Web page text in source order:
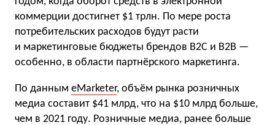
коммерции достигнет $1 трлн. По мере роста
потребительских расходов будут расти
и маркетинговые бюджеты брендов B2C и B2B —
особенно, в области партнёрского маркетинга.
По данным eMarketer, объём рынка розничных
медиа составит $41 млрд, что на $10 млрд больше,
чем в 2021 году. Розничные медиа, ранее больше